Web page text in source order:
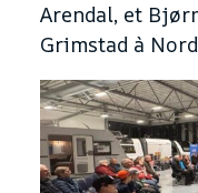
Arendal, et
Grimstad à